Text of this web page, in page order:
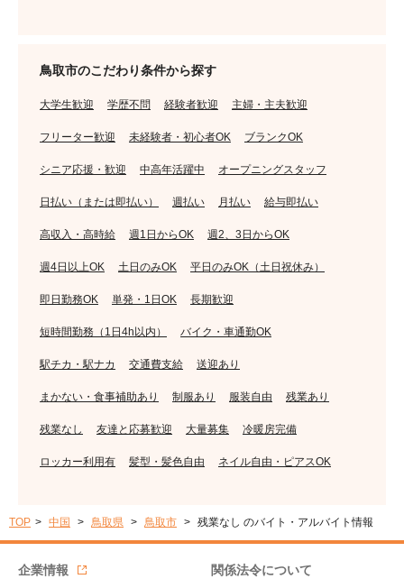
鳥取市のこだわり条件から探す
大学生歓迎 学歴不問 経験者歓迎 主婦・主夫歓迎
フリーター歓迎 未経験者・初心者OK ブランクOK
シニア応援・歓迎 中高年活躍中 オープニングスタッフ
日払い（または即払い） 週払い 月払い 給与即払い
高収入・高時給 週1日からOK 週2、3日からOK
週4日以上OK 土日のみOK 平日のみOK（土日祝休み）
即日勤務OK 単発・1日OK 長期歓迎
短時間勤務（1日4h以内） バイク・車通勤OK
駅チカ・駅ナカ 交通費支給 送迎あり
まかない・食事補助あり 制服あり 服装自由 残業あり
残業なし 友達と応募歓迎 大量募集 冷暖房完備
ロッカー利用有 髪型・髪色自由 ネイル自由・ピアスOK
TOP 中国 鳥取県 鳥取市 残業なし のバイト・アルバイト情報
企業情報 関係法令について